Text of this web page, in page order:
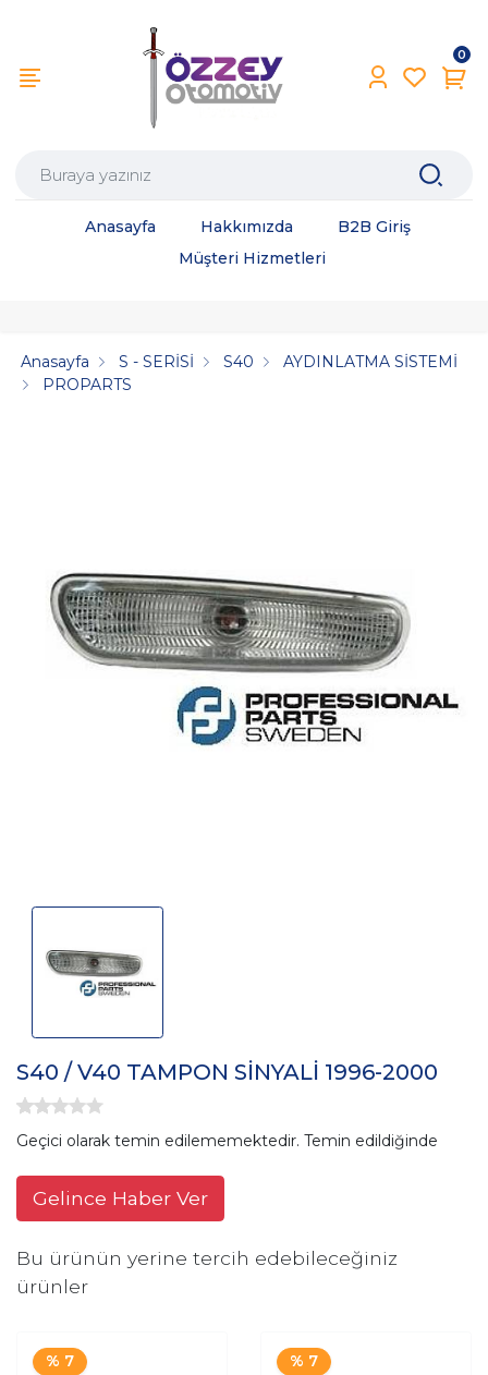
0
Anasayfa Hakkımızda
B2B Giriş
Müşteri Hizmetleri
Anasayfa S - SERİSİ S40
AYDINLATMA SİSTEMİ
PROPARTS
S40 / V40 TAMPON SİNYALİ 1996-2000
Geçici olarak temin edilememektedir. Temin edildiğinde
Gelince Haber Ver
Bu ürünün yerine tercih edebileceğiniz
ürünler
% 7 % 7